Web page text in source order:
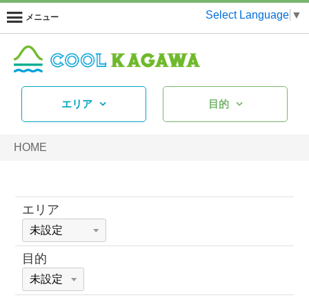
メニュー Select Language ▼
エリア 目的
HOME
エリア
目的